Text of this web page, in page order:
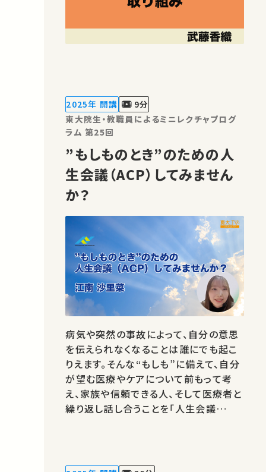
2025年 開講
9分
東大院生・教職員によるミニレクチャプログ
ラム 第25回
”もしものとき”のための人
生会議（ACP）してみません
か？
病気や突然の事故によって、自分の意思
を伝えられなくなることは誰にでも起こ
りえます。そんな“もしも”に備えて、自分
が望む医療やケアについて前もって考
え、家族や信頼できる人、そして医療者と
繰り返し話し合うことを「人生会議
生の最期を自分らしく迎えるために、今